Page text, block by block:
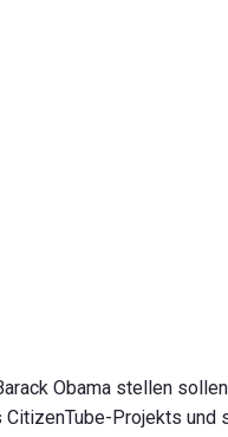
Obama stellen
CitizenTube-Projekts und